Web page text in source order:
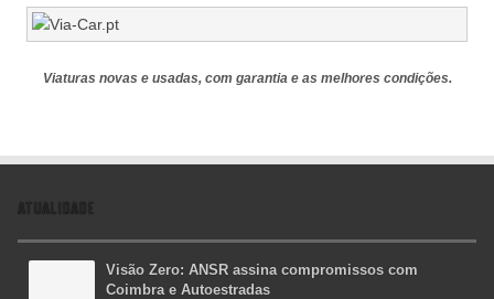
Viaturas novas e usadas, com garantia e as melhores condições.
ATUALIDADE
Visão Zero: ANSR assina compromissos com
Coimbra e Autoestradas